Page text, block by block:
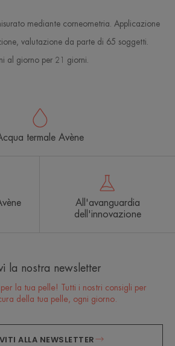
mediante corneometria. Applicazione
valutazione da parte di 65 soggetti.
al giorno per 21 giorni.
termale Avène
All'avanguardia
dell'innovazione
la nostra newsletter
la tua pelle! Tutti i nostri consigli per
della tua pelle, ogni giorno.
ALLA NEWSLETTER